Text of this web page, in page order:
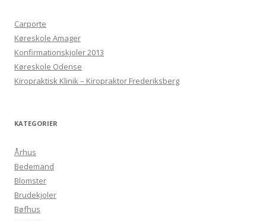
Carporte
Køreskole Amager
Konfirmationskjoler 2013
Køreskole Odense
Kiropraktisk Klinik – Kiropraktor Frederiksberg
KATEGORIER
Århus
Bedemand
Blomster
Brudekjoler
Bøfhus